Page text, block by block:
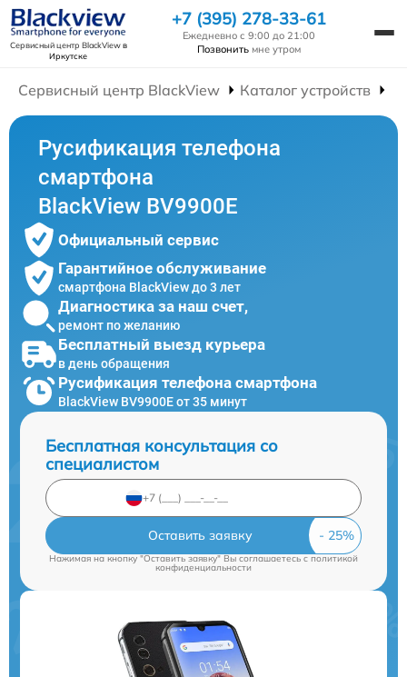
Сервисный центр BlackViewв
Иркутске
+7 (395) 278-33-61
Ежедневно с 9:00 до 21:00
Позвонить мне утром
Сервисный центр BlackView Каталог устройств
Русификация телефона
смартфона
BlackView BV9900E
Официальный сервис
Гарантийное обслуживание
смартфона BlackView до 3 лет
Диагностика за наш счет,
ремонт по желанию
Бесплатный выезд курьера
в день обращения
Русификация телефона смартфона
BlackView BV9900E от 35 минут
Бесплатная консультация со
специалистом
Оставить заявку
Нажимая на кнопку "Оставить заявку" Вы соглашаетесь cполитикой
конфиденциальности